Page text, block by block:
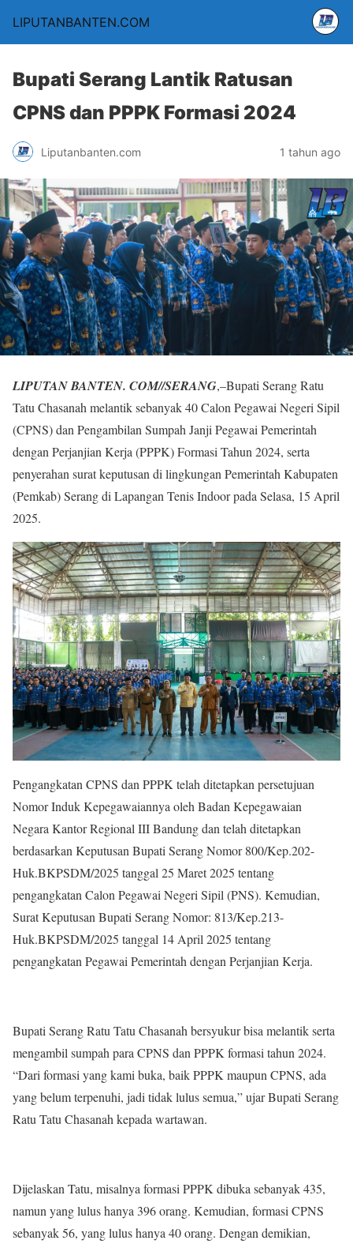
LIPUTANBANTEN.COM
Bupati Serang Lantik Ratusan
CPNS dan PPPK Formasi 2024
Liputanbanten.com 1 tahun ago
LIPUTAN BANTEN. COM//SERANG,–Bupati Serang Ratu
Tatu Chasanah melantik sebanyak 40 Calon Pegawai Negeri Sipil
(CPNS) dan Pengambilan Sumpah Janji Pegawai Pemerintah
dengan Perjanjian Kerja (PPPK) Formasi Tahun 2024, serta
penyerahan surat keputusan di lingkungan Pemerintah Kabupaten
(Pemkab) Serang di Lapangan Tenis Indoor pada Selasa, 15 April
2025.
Pengangkatan CPNS dan PPPK telah ditetapkan persetujuan
Nomor Induk Kepegawaiannya oleh Badan Kepegawaian
Negara Kantor Regional III Bandung dan telah ditetapkan
berdasarkan Keputusan Bupati Serang Nomor 800/Kep.202-
Huk.BKPSDM/2025 tanggal 25 Maret 2025 tentang
pengangkatan Calon Pegawai Negeri Sipil (PNS). Kemudian,
Surat Keputusan Bupati Serang Nomor: 813/Kep.213-
Huk.BKPSDM/2025 tanggal 14 April 2025 tentang
pengangkatan Pegawai Pemerintah dengan Perjanjian Kerja.
Bupati Serang Ratu Tatu Chasanah bersyukur bisa melantik serta
mengambil sumpah para CPNS dan PPPK formasi tahun 2024.
“Dari formasi yang kami buka, baik PPPK maupun CPNS, ada
yang belum terpenuhi, jadi tidak lulus semua,” ujar Bupati Serang
Ratu Tatu Chasanah kepada wartawan.
Dijelaskan Tatu, misalnya formasi PPPK dibuka sebanyak 435,
namun yang lulus hanya 396 orang. Kemudian, formasi CPNS
sebanyak 56, yang lulus hanya 40 orang. Dengan demikian,